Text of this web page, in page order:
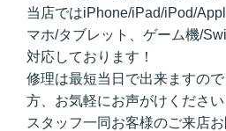
当店ではiPhone/iPad/iPod/
マホ/タブレット、ゲーム機/
対応しております！
修理は最短当日で出来ますの
方、お気軽にお声がけください
スタッフ一同お客様のご来店